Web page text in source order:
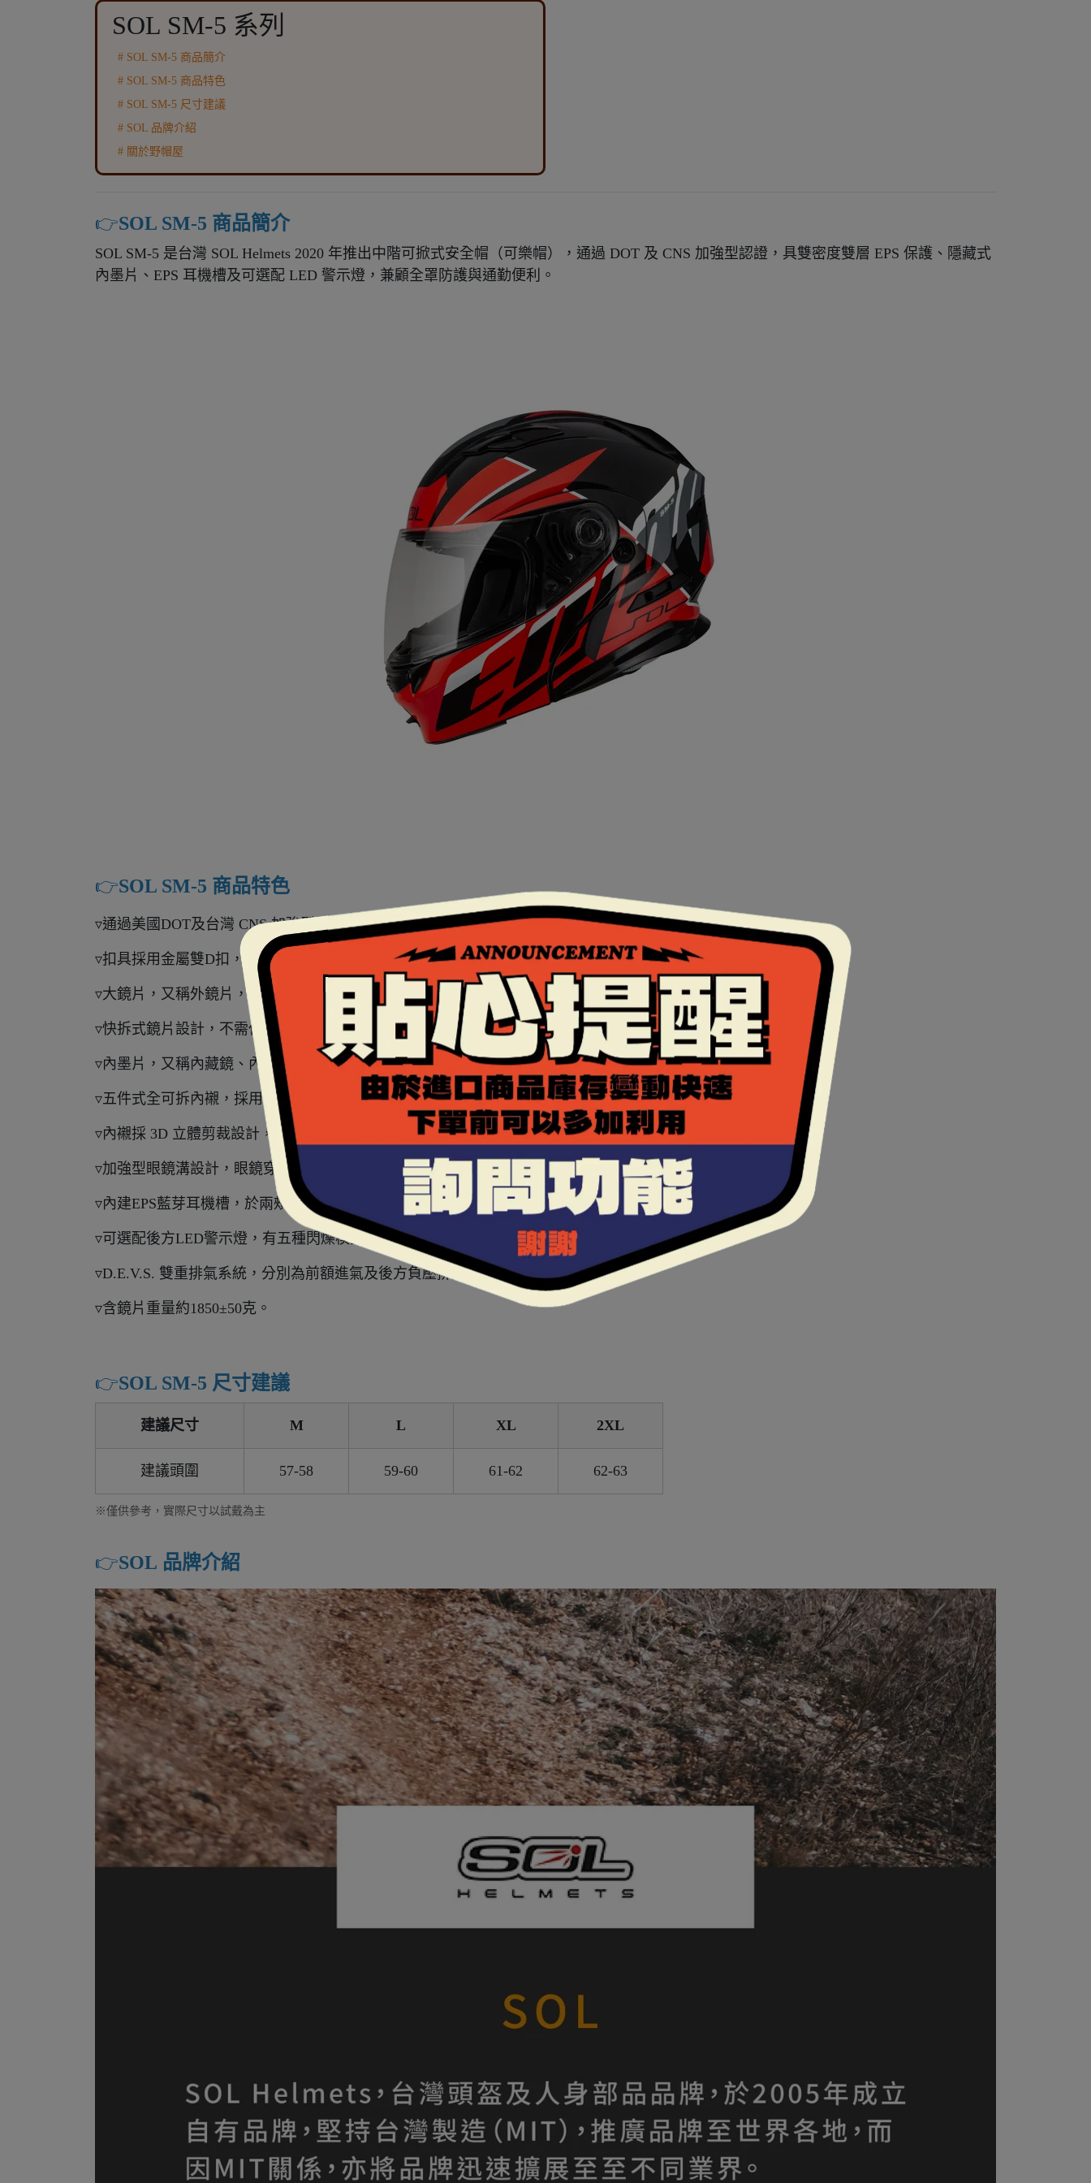
SOL SM-5 系列
# SOL SM-5 商品簡介
# SOL SM-5 商品特色
# SOL SM-5 尺寸建議
# SOL 品牌介紹
# 關於野帽屋
👉️SOL SM-5 商品簡介
SOL SM-5 是台灣 SOL Helmets 2020 年推出中階可掀式安全帽（可樂帽），通過 DOT 及 CNS 加強型認證，具雙密度雙層 EPS 保護、隱藏式
內墨片、EPS 耳機槽及可選配 LED 警示燈，兼顧全罩防護與通勤便利。
👉️SOL SM-5 商品特色
▿通過美國DOT及台灣 CNS 加強型安全認證。
▿扣具採用金屬雙D扣，是國際上公認最安全的扣具。
▿大鏡片，又稱外鏡片，採用抗UV400鏡片。
▿快拆式鏡片設計，不需任何工具即可自行更換大鏡片。
▿內墨片，又稱內藏鏡、內置鏡片或遮陽鏡，是設計在安全帽內的太陽眼鏡，採用抗UV400鏡片。
▿五件式全可拆內襯，採用奈米竹炭+COOLMAX布料，能夠排除體表溼氣及熱氣並抑菌除臭。
▿內襯採 3D 立體剪裁設計，提供臉頰良好包覆性。
▿加強型眼鏡溝設計，眼鏡穿戴更便利。
▿內建EPS藍芽耳機槽，於兩頰保麗龍中預留耳機空間，配戴更舒適。
▿可選配後方LED警示燈，有五種閃爍模式，提昇夜間騎乘安全性。
▿D.E.V.S. 雙重排氣系統，分別為前額進氣及後方負壓排氣，提升通風效率。
▿含鏡片重量約1850±50克。
👉️SOL SM-5 尺寸建議
建議尺寸 M L XL 2XL
建議頭圍 57-58 59-60 61-62 62-63
※僅供參考，實際尺寸以試戴為主
👉️SOL 品牌介紹